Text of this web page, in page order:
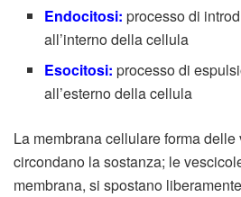
Endocitosi: processo di
all’interno della cellula
Esocitosi: processo di
all’esterno della cellula
La membrana cellulare forma
circondano la sostanza; le
membrana, si spostano